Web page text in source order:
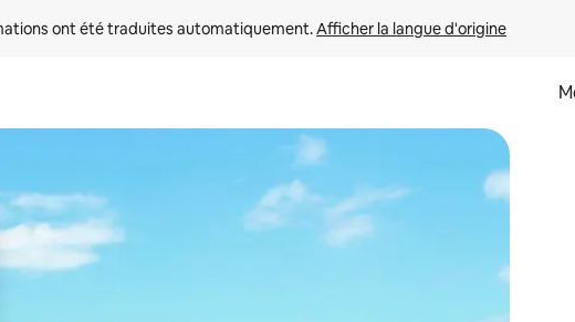
ont été traduites automatiquement. Afficher la langue d'origine